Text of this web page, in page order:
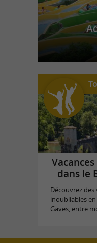
dans le
Découvrez
inoubliables
Gaves, entre